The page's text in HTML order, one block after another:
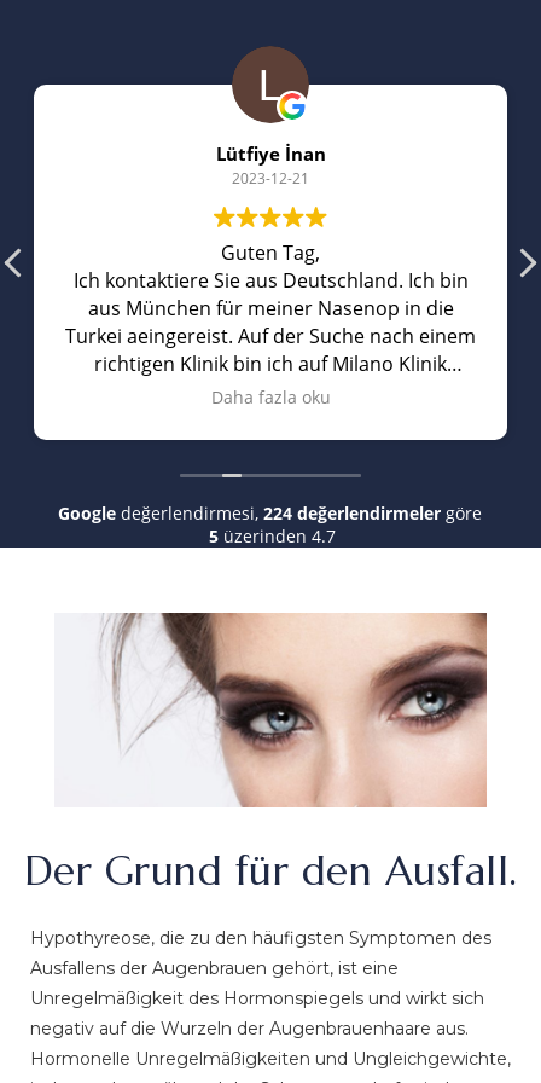
Lütfiye İnan
2023-12-21
Guten Tag,
Ich kontaktiere Sie aus Deutschland. Ich bin
aus München für meiner Nasenop in die
Turkei aeingereist. Auf der Suche nach einem
richtigen Klinik bin ich auf Milano Klinik
gestoBen. Sie hatten richtig gute
mich mit einem privaten Wagen abgeholt
und mich zum Hotel gefahren. Am naechsten
Morgen wurde ich zum Krankenhaus
gefahren, wo ich meine Nasenkorrektur
Ablauf informiert. Die Krankenschwester im
Krankenhaus waren sehr nett. Das Hotel und
die Transferwagen waren sehr sauber. Ich
bin mit den Ergebnissen sehr zu frieden. Ich
kann die Milano Klinik einfach jeden
weiterempfehlen
Daha fazla oku
Googledeğerlendirmesi, 224 değerlendirmelergöre
5üzerinden 4.7
Der Grund für den Ausfall.
Hypothyreose, die zu den häufigsten Symptomen des
Ausfallens der Augenbrauen gehört, ist eine
Unregelmäßigkeit des Hormonspiegels und wirkt sich
negativ auf die Wurzeln der Augenbrauenhaare aus.
Hormonelle Unregelmäßigkeiten und Ungleichgewichte,